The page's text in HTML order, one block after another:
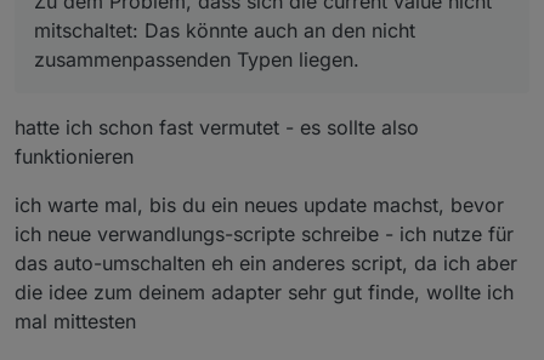
umgeschalten werden ? ich nehme an, du überprüfst
'false' auf false geschalten werden. Dann musst du
deine bestehenden Skripte vorerst nicht anpassen.
Zu dem Problem, dass sich die current value nicht
mitschaltet: Das könnte auch an den nicht
zusammenpassenden Typen liegen.
hatte ich schon fast vermutet - es sollte also
funktionieren
ich warte mal, bis du ein neues update machst, bevor
ich neue verwandlungs-scripte schreibe - ich nutze für
das auto-umschalten eh ein anderes script, da ich aber
die idee zum deinem adapter sehr gut finde, wollte ich
mal mittesten